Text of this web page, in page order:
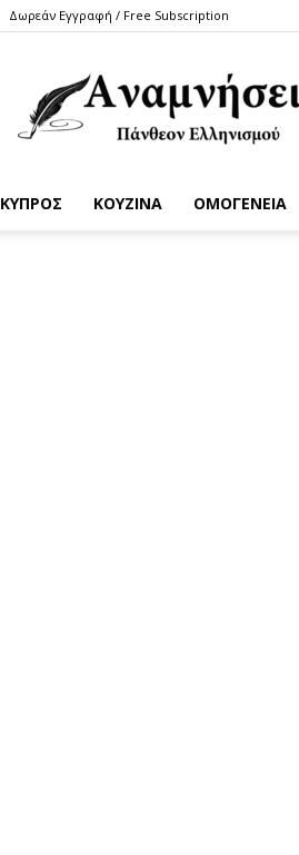
Δωρεάν Εγγραφή / Free Subscription
ΚΥΠΡΟΣ ΚΟΥΖΙΝΑ ΟΜΟΓΕΝΕΙΑ